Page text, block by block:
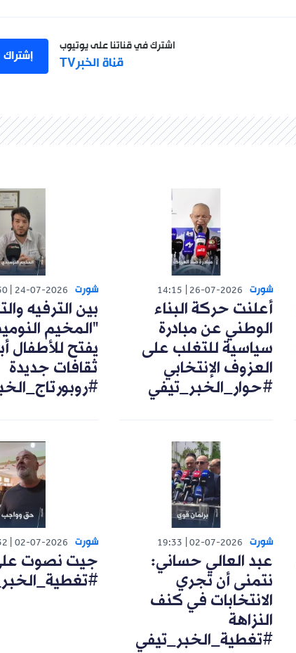
اشترك في قناتنا على يوتيوب
قناة الخبرTV إشتراك
شورت 26-07-2026
14:15
أعلنت حركة البناء
الوطني عن مبادرة
سياسية للتغلب على
العزوف الإنتخابي
#حوار_الخبر_تيفي
شورت 24-07-2026
بين الترفيه
"المخيم
يفتح للأطفال
ثقافات جديدة
شورت 02-07-2026
19:33
عبد العالي حساني:
نتمنى أن تجري
الانتخابات في كنف
النزاهة
#تغطية_الخبر_تيفي
شورت 02-07-2026
جيت نصوت على